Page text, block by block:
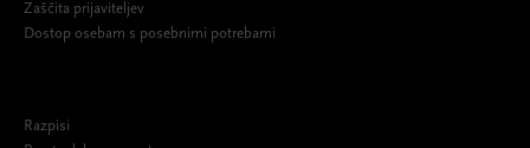
Zaščita prijaviteljev
Dostop osebam s posebnimi potrebami
Razpisi